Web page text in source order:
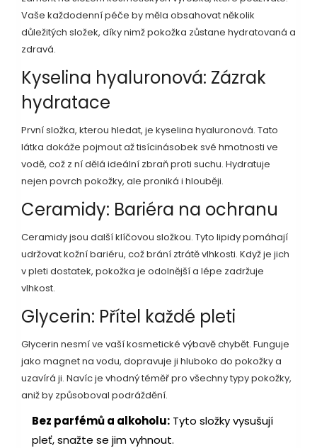
Vaše každodenní péče by měla obsahovat několik
důležitých složek, díky nimž pokožka zůstane hydratovaná a
zdravá.
Kyselina hyaluronová: Zázrak
hydratace
První složka, kterou hledat, je kyselina hyaluronová. Tato
látka dokáže pojmout až tisícinásobek své hmotnosti ve
vodě, což z ní dělá ideální zbraň proti suchu. Hydratuje
nejen povrch pokožky, ale proniká i hlouběji.
Ceramidy: Bariéra na ochranu
Ceramidy jsou další klíčovou složkou. Tyto lipidy pomáhají
udržovat kožní bariéru, což brání ztrátě vlhkosti. Když je jich
v pleti dostatek, pokožka je odolnější a lépe zadržuje
vlhkost.
Glycerin: Přítel každé pleti
Glycerin nesmí ve vaší kosmetické výbavě chybět. Funguje
jako magnet na vodu, dopravuje ji hluboko do pokožky a
uzavírá ji. Navíc je vhodný téměř pro všechny typy pokožky,
aniž by způsoboval podráždění.
Bez parfémů a alkoholu: Tyto složky vysušují
pleť, snažte se jim vyhnout.